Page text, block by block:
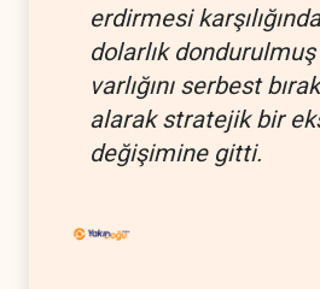
erdirmesi
dolarlık
varlığını serbest
alarak stratejik bir
değişimine gitti.